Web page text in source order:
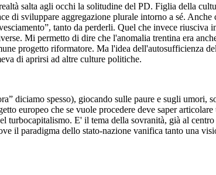
salta agli occhi la solitudine del PD. Figlia della
di sviluppare aggregazione plurale intorno a sé. Anche
tanto da perderli. Quel che invece riusciva
Mi permetto di dire che l'anomalia trentina era
progetto riformatore. Ma l'idea dell'autosufficienza
di aprirsi ad altre culture politiche.
diciamo spesso), giocando sulle paure e sugli umori,
europeo che se vuole procedere deve saper articolare
turbocapitalismo. E' il tema della sovranità, già al
il paradigma dello stato-nazione vanifica tanto una